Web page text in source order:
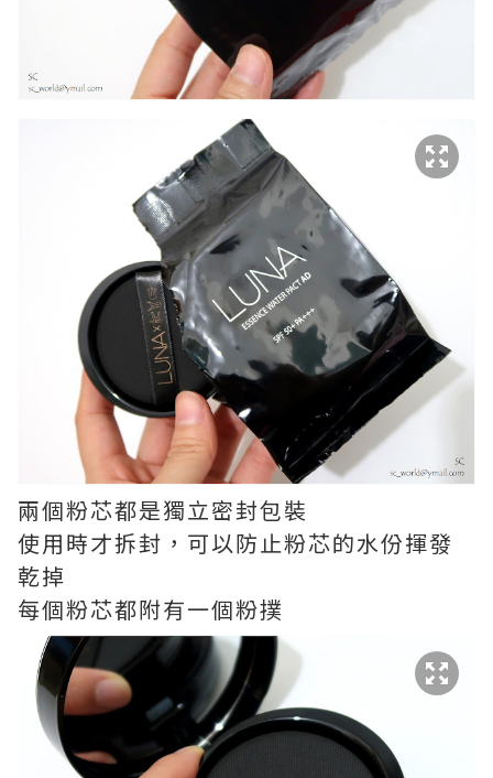
兩個粉芯都是獨立密封包裝
使用時才拆封，可以防止粉芯的水份揮發
乾掉
每個粉芯都附有一個粉撲